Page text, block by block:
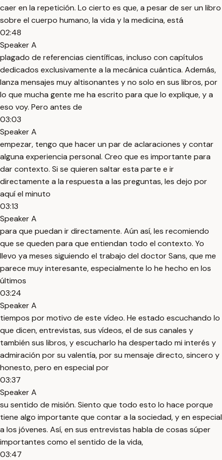
caer en la repetición. Lo cierto es que, a pesar de ser un libro
sobre el cuerpo humano, la vida y la medicina, está
02:48
Speaker A
plagado de referencias científicas, incluso con capítulos
dedicados exclusivamente a la mecánica cuántica. Además,
lanza mensajes muy altisonantes y no solo en sus libros, por
lo que mucha gente me ha escrito para que lo explique, y a
eso voy. Pero antes de
03:03
Speaker A
empezar, tengo que hacer un par de aclaraciones y contar
alguna experiencia personal. Creo que es importante para
dar contexto. Si se quieren saltar esta parte e ir
directamente a la respuesta a las preguntas, les dejo por
aquí el minuto
03:13
Speaker A
para que puedan ir directamente. Aún así, les recomiendo
que se queden para que entiendan todo el contexto. Yo
llevo ya meses siguiendo el trabajo del doctor Sans, que me
parece muy interesante, especialmente lo he hecho en los
últimos
03:24
Speaker A
tiempos por motivo de este vídeo. He estado escuchando lo
que dicen, entrevistas, sus vídeos, el de sus canales y
también sus libros, y escucharlo ha despertado mi interés y
admiración por su valentía, por su mensaje directo, sincero y
honesto, pero en especial por
03:37
Speaker A
su sentido de misión. Siento que todo esto lo hace porque
tiene algo importante que contar a la sociedad, y en especial
a los jóvenes. Así, en sus entrevistas habla de cosas súper
importantes como el sentido de la vida,
03:47